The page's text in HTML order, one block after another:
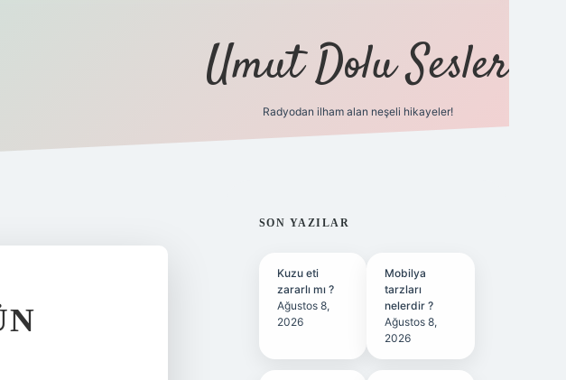
Umut Dolu Sesler
Radyodan ilham alan neşeli hikayeler!
SIDEBAR
SON YAZILAR
Kuzu eti
zararlı mı ?
Ağustos 8,
2026
Mobilya
tarzları
nelerdir ?
Ağustos 8,
2026